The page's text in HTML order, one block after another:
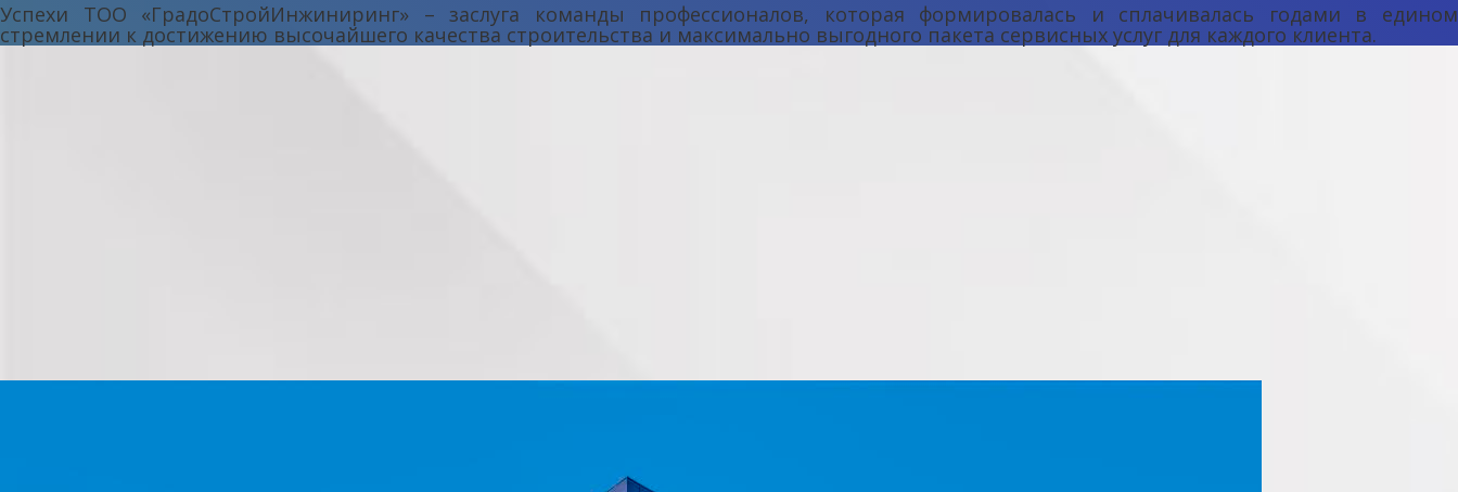
Успехи ТОО «ГрадоСтройИнжиниринг» – заслуга команды профессионалов, которая формировалась и сплачивалась годами в едином
стремлении к достижению высочайшего качества строительства и максимально выгодного пакета сервисных услуг для каждого клиента.